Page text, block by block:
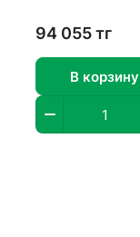
94 055 тг
В корзину